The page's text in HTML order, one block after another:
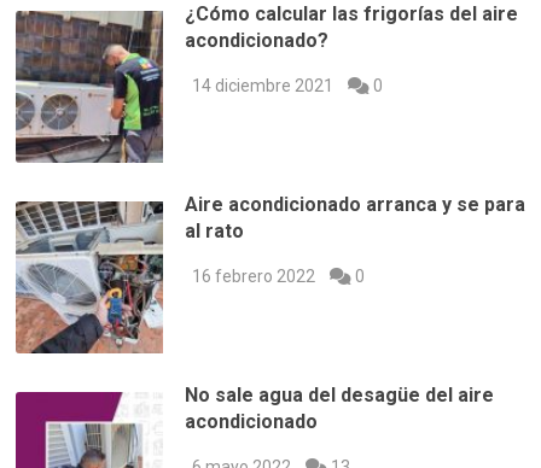
¿Cómo calcular las frigorías del aire
acondicionado?
14 diciembre 2021 0
Aire acondicionado arranca y se para
al rato
16 febrero 2022 0
No sale agua del desagüe del aire
acondicionado